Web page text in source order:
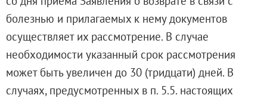
болезнью и прилагаемых к нему документов
осуществляет их рассмотрение. В случае
необходимости указанный срок рассмотрения
может быть увеличен до 30 (тридцати) дней. В
случаях, предусмотренных в п. 5.5. настоящих